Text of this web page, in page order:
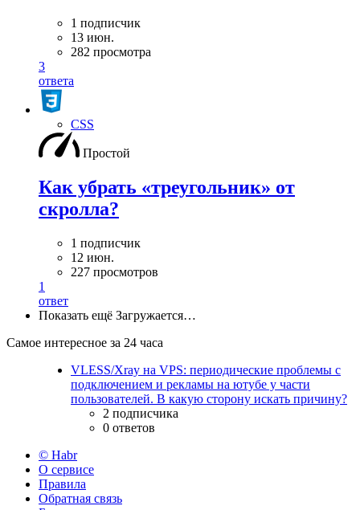
1 подписчик
13 июн.
282 просмотра
3
ответа
CSS
Простой
Как убрать «треугольник» от
скролла?
1 подписчик
12 июн.
227 просмотров
1
ответ
Показать ещё Загружается…
Самое интересное за 24 часа
VLESS/Xray на VPS: периодические проблемы с
подключением и рекламы на ютубе у части
пользователей. В какую сторону искать причину?
2 подписчика
0 ответов
© Habr
О сервисе
Правила
Обратная связь